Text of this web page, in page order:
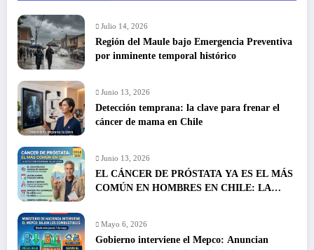
Julio 14, 2026
Región del Maule bajo Emergencia Preventiva
por inminente temporal histórico
Junio 13, 2026
Detección temprana: la clave para frenar el
cáncer de mama en Chile
Junio 13, 2026
EL CÁNCER DE PRÓSTATA YA ES EL MÁS
COMÚN EN HOMBRES EN CHILE: LA
Mayo 6, 2026
Gobierno interviene el Mepco: Anuncian